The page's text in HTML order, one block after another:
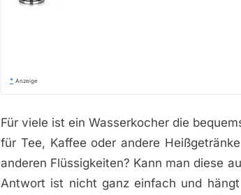
* Anzeige
Für viele ist ein Wasserkocher die
für Tee, Kaffee oder andere
anderen Flüssigkeiten? Kann man diese
Antwort ist nicht ganz einfach und